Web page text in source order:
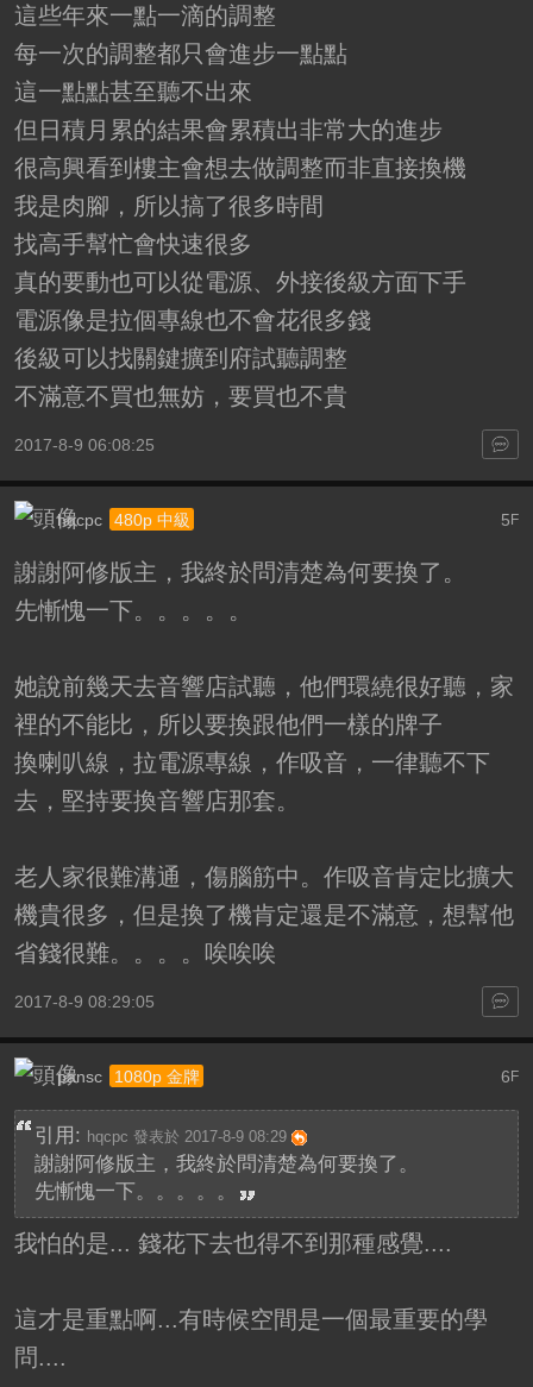
這些年來一點一滴的調整
每一次的調整都只會進步一點點
這一點點甚至聽不出來
但日積月累的結果會累積出非常大的進步
很高興看到樓主會想去做調整而非直接換機
我是肉腳，所以搞了很多時間
找高手幫忙會快速很多
真的要動也可以從電源、外接後級方面下手
電源像是拉個專線也不會花很多錢
後級可以找關鍵擴到府試聽調整
不滿意不買也無妨，要買也不貴
2017-8-9 06:08:25
5 F
hqcpc 480p 中級
謝謝阿修版主，我終於問清楚為何要換了。
先慚愧一下。。。。。
她說前幾天去音響店試聽，他們環繞很好聽，家
裡的不能比，所以要換跟他們一樣的牌子
換喇叭線，拉電源專線，作吸音，一律聽不下
去，堅持要換音響店那套。
老人家很難溝通，傷腦筋中。作吸音肯定比擴大
機貴很多，但是換了機肯定還是不滿意，想幫他
省錢很難。。。。唉唉唉
2017-8-9 08:29:05
6 F
pansc 1080p 金牌
引用: hqcpc 發表於 2017-8-9 08:29
謝謝阿修版主，我終於問清楚為何要換了。
先慚愧一下。。。。。
我怕的是... 錢花下去也得不到那種感覺....
這才是重點啊...有時候空間是一個最重要的學
問....